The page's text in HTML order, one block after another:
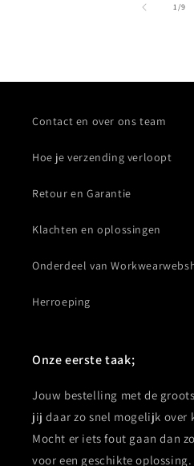
1/van
9
Contact en over ons team
Hoe je verzending verloopt
Retour en Garantie
Klachten en oplossingen
Onderdeel van
Herroeping
Onze eerste taak;
Jouw bestelling met de
jij daar zo snel mogelijk over
Mocht er iets fout gaan dan
voor een geschikte oplossing.